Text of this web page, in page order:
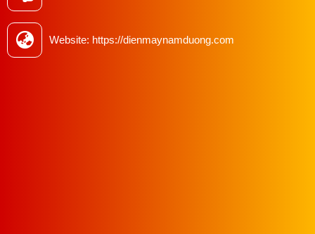
============>>>>>>>>>> Xem thêm
Loan Kachi một kim hai chỉ tại Nam Dương
Website: https://dienmaynamduong.com